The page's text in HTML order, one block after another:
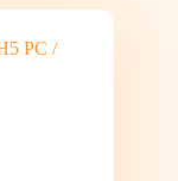
PC /